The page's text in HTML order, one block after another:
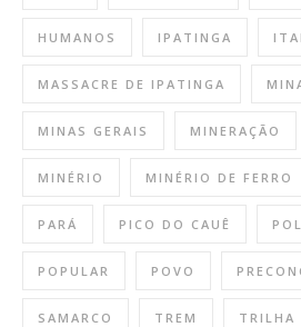
HUMANOS IPATINGA
MASSACRE DE IPATINGA
MINAS GERAIS MINERAÇÃO
MINÉRIO MINÉRIO DE FERRO
PARÁ PICO DO CAUÊ
POPULAR POVO
SAMARCO TREM TRILHA